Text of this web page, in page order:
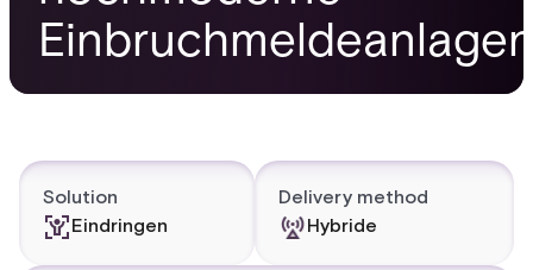
Solution
Eindringen
Delivery method
Hybride